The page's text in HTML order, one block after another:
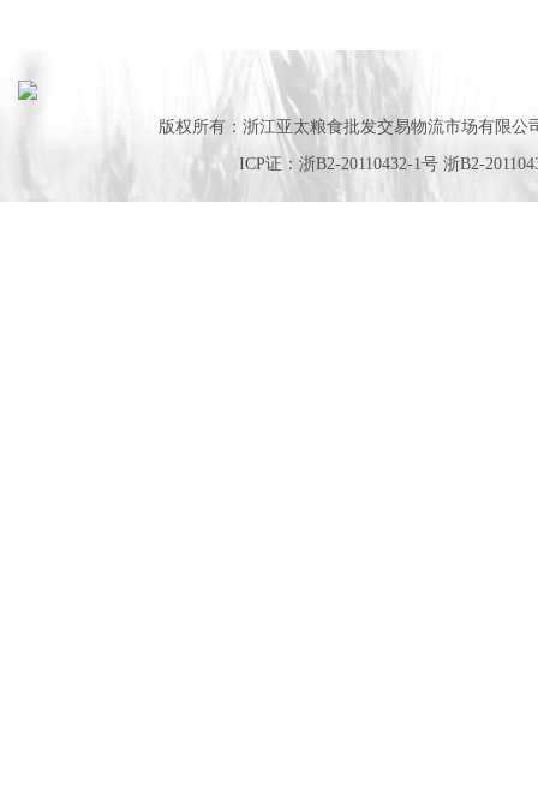
版权所有：浙江亚太粮食批发交易物流市场有限公
ICP证：浙B2-20110432-1号 浙B2-